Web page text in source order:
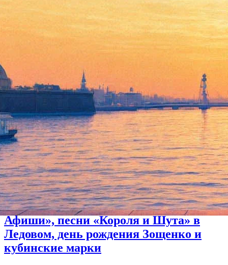
Мир встречает новую книгу и пьесу Джоан Роулинг о
Гарри Поттере
10 лучших телесериалов августа: выбор "Фонтанки"
Куда пойти 7–9 августа: «Пикник
Афиши», песни «Короля и Шута» в
Ледовом, день рождения Зощенко и
кубинские марки